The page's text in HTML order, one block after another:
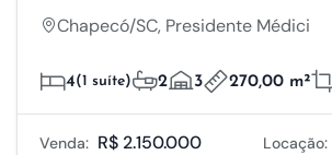
Chapecó/SC, Presidente Médici
4(1 suíte) 2 3 270,00 m²
Venda: R$ 2.150.000 Locação: